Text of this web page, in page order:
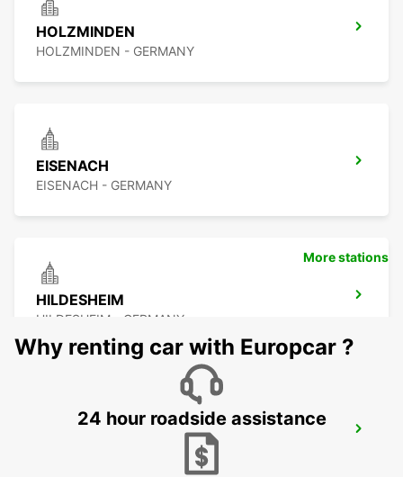
HOLZMINDEN
HOLZMINDEN - GERMANY
EISENACH
EISENACH - GERMANY
HILDESHEIM
HILDESHEIM - GERMANY
More stations
Why renting car with Europcar ?
24 hour roadside assistance